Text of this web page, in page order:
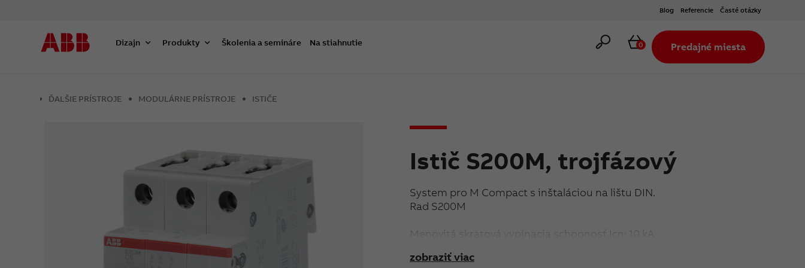
Blog Referencie Časté otázky
Dizajn Produkty Školenia a semináre Na stiahnutie Hľadať Košík
0 Predajné miesta
ĎALŠIE PRÍSTROJE MODULÁRNE PRÍSTROJE ISTIČE
Istič S200M, trojfázový
System pro M Compact s inštaláciou na lištu DIN.
Rad S200M
Menovitá skratová vypínacia schopnosť Icn: 10 kA
Menovitý prúd: 6 A< BR>Počet fáz (modulov): 3
zobraziť viac